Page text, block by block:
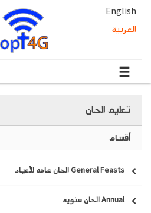
English
العربية
تعليم الحان
أقسام
General Feasts الحان عامه للأعياد
Annual الحان سنويه